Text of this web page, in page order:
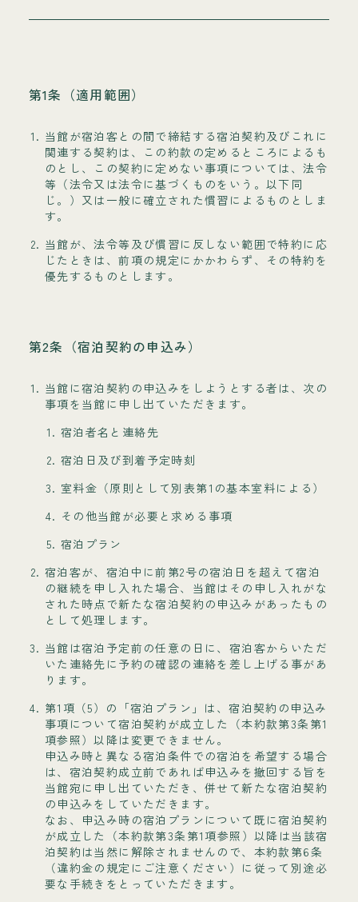
第1条（適用範囲）
当館が宿泊客との間で締結する宿泊契約及びこれに
関連する契約は、この約款の定めるところによるも
のとし、この契約に定めない事項については、法令
等（法令又は法令に基づくものをいう。以下同
じ。）又は一般に確立された慣習によるものとしま
す。
当館が、法令等及び慣習に反しない範囲で特約に応
じたときは、前項の規定にかかわらず、その特約を
優先するものとします。
第2条（宿泊契約の申込み）
当館に宿泊契約の申込みをしようとする者は、次の
事項を当館に申し出ていただきます。
宿泊者名と連絡先
宿泊日及び到着予定時刻
室料金（原則として別表第1の基本室料による）
その他当館が必要と求める事項
宿泊プラン
宿泊客が、宿泊中に前第2号の宿泊日を超えて宿泊
の継続を申し入れた場合、当館はその申し入れがな
された時点で新たな宿泊契約の申込みがあったもの
として処理します。
当館は宿泊予定前の任意の日に、宿泊客からいただ
いた連絡先に予約の確認の連絡を差し上げる事があ
ります。
第1項（5）の「宿泊プラン」は、宿泊契約の申込み
事項について宿泊契約が成立した（本約款第3条第1
項参照）以降は変更できません。
申込み時と異なる宿泊条件での宿泊を希望する場合
は、宿泊契約成立前であれば申込みを撤回する旨を
当館宛に申し出ていただき、併せて新たな宿泊契約
の申込みをしていただきます。
なお、申込み時の宿泊プランについて既に宿泊契約
が成立した（本約款第3条第1項参照）以降は当該宿
泊契約は当然に解除されませんので、本約款第6条
（違約金の規定にご注意ください）に従って別途必
要な手続きをとっていただきます。